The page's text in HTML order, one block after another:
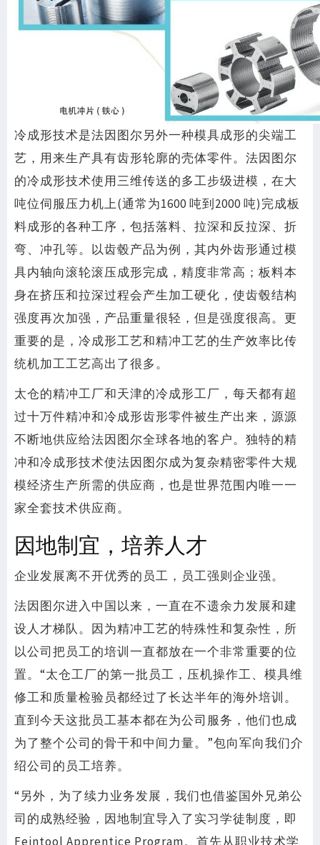
冷成形技术是法因图尔另外一种模具成形的尖端工
艺，用来生产具有齿形轮廓的壳体零件。法因图尔
的冷成形技术使用三维传送的多工步级进模，在大
吨位伺服压力机上(通常为1600 吨到2000 吨)完成板
料成形的各种工序，包括落料、拉深和反拉深、折
弯、冲孔等。以齿毂产品为例，其内外齿形通过模
具内轴向滚轮滚压成形完成，精度非常高；板料本
身在挤压和拉深过程会产生加工硬化，使齿毂结构
强度再次加强，产品重量很轻，但是强度很高。更
重要的是，冷成形工艺和精冲工艺的生产效率比传
统机加工工艺高出了很多。
太仓的精冲工厂和天津的冷成形工厂，每天都有超
过十万件精冲和冷成形齿形零件被生产出来，源源
不断地供应给法因图尔全球各地的客户。独特的精
冲和冷成形技术使法因图尔成为复杂精密零件大规
模经济生产所需的供应商，也是世界范围内唯一一
家全套技术供应商。
因地制宜，培养人才
企业发展离不开优秀的员工，员工强则企业强。
法因图尔进入中国以来，一直在不遗余力发展和建
设人才梯队。因为精冲工艺的特殊性和复杂性，所
以公司把员工的培训一直都放在一个非常重要的位
置。“太仓工厂的第一批员工，压机操作工、模具维
修工和质量检验员都经过了长达半年的海外培训。
直到今天这批员工基本都在为公司服务，他们也成
为了整个公司的骨干和中间力量。”包向军向我们介
绍公司的员工培养。
“另外，为了续力业务发展，我们也借鉴国外兄弟公
司的成熟经验，因地制宜导入了实习学徒制度，即
Feintool Apprentice Program。首先从职业技术学